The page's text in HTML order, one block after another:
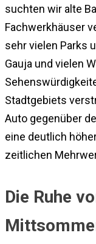
suchten wir alte
Fachwerkhäuser
sehr vielen Parks
Gauja und vielen
Stadtgebiets
Auto gegenüber
eine deutlich
zeitlichen
Die Ruhe